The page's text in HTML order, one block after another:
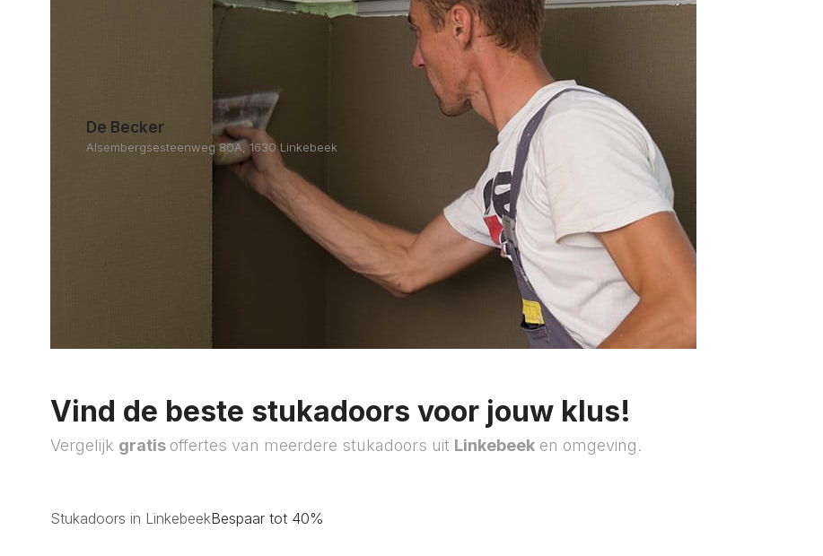
De Becker
Alsembergsesteenweg 80A, 1630 Linkebeek
Vind de beste stukadoors voor jouw klus!
Vergelijk gratis offertes van meerdere stukadoors uit Linkebeek en omgeving.
Stukadoors in LinkebeekBespaar tot 40%